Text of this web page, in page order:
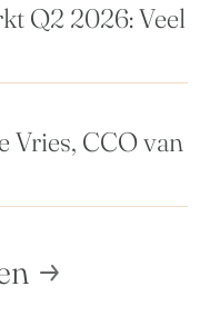
Q2 2026: Veel
Vries, CCO van